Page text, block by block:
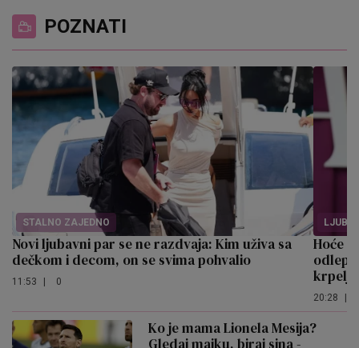
POZNATI
STALNO ZAJEDNO
Novi ljubavni par se ne razdvaja: Kim uživa sa
dečkom i decom, on se svima pohvalio
11:53 | 0
Hoće
krpelj
20:28 |
Ko je mama Lionela Mesija?
Gledaj majku, biraj sina -